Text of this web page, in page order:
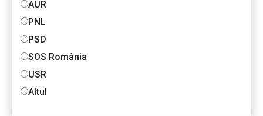
AUR
PNL
PSD
SOS România
USR
Altul